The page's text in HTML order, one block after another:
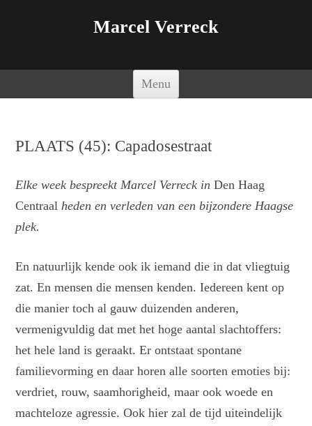
Marcel Verreck
Menu
PLAATS (45): Capadosestraat
Elke week bespreekt Marcel Verreck in Den Haag
Centraal heden en verleden van een bijzondere Haagse
plek.
En natuurlijk kende ook ik iemand die in dat vliegtuig
zat. En mensen die mensen kenden. Iedereen kent op
die manier toch al gauw duizenden anderen,
vermenigvuldig dat met het hoge aantal slachtoffers:
het hele land is geraakt. Er ontstaat spontane
familievorming en daar horen alle soorten emoties bij:
verdriet, rouw, saamhorigheid, maar ook woede en
machteloze agressie. Ook hier zal de tijd uiteindelijk